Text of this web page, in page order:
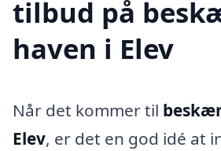
tilbud på
haven i Elev
Når det kommer til
Elev, er det en god idé at